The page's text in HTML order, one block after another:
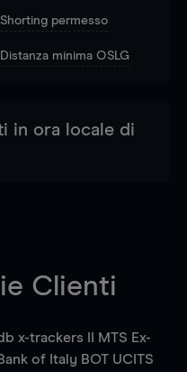
Shorting permesso
Distanza minima OSLG
in ora locale di
Clienti
x-trackers II MTS Ex-
Bank of Italy BOT UCITS